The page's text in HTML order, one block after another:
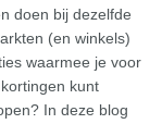
doen bij dezelfde
(en winkels)
waarmee je voor
kunt
In deze blog